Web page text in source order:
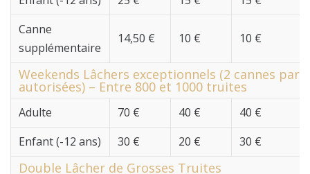
Canne
supplémentaire
14,50 € 10 € 10 €
Weekends Lâchers exceptionnels (2 cannes par
autorisées) – Entre 800 et 1000 truites
Adulte 70 € 40 €
40 €
Enfant (-12 ans)
30 € 20 € 30 €
Double Lâcher de Grosses Truites